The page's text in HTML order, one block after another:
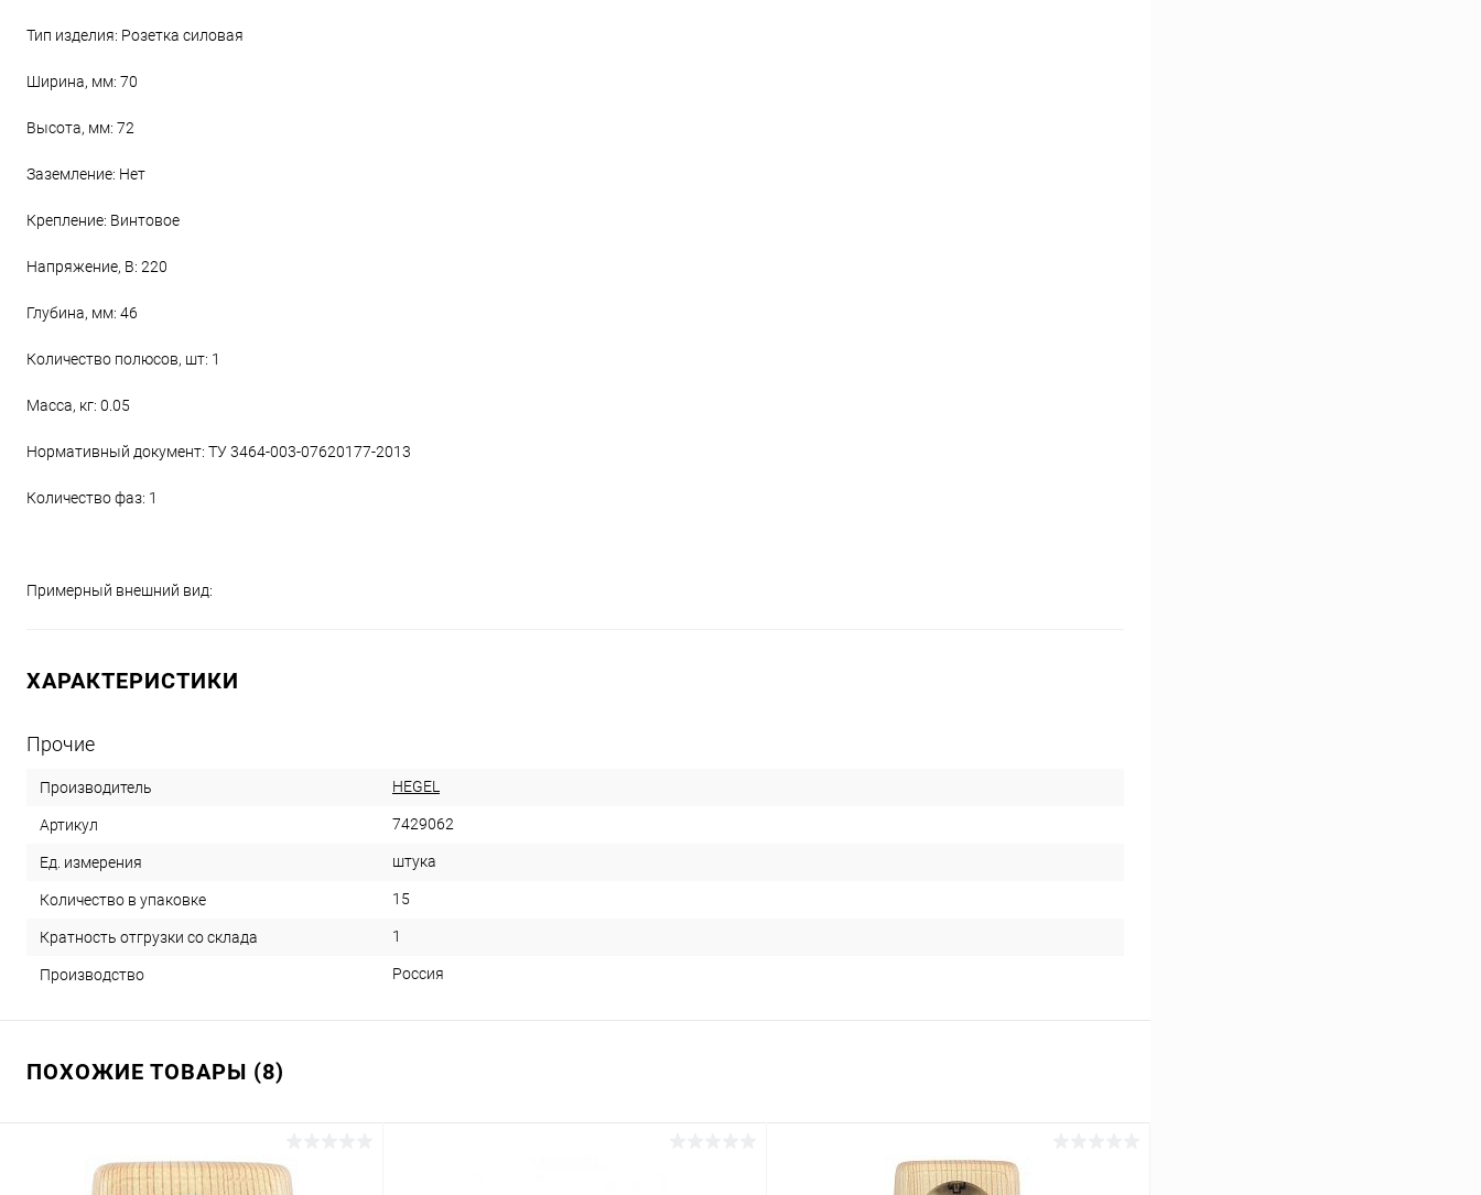
Тип изделия: Розетка силовая
Ширина, мм: 70
Высота, мм: 72
Заземление: Нет
Крепление: Винтовое
Напряжение, В: 220
Глубина, мм: 46
Количество полюсов, шт: 1
Масса, кг: 0.05
Нормативный документ: ТУ 3464-003-07620177-2013
Количество фаз: 1
Примерный внешний вид:
ХАРАКТЕРИСТИКИ
Прочие
Производитель HEGEL
Артикул 7429062
Ед. измерения штука
Количество в упаковке 15
Кратность отгрузки со склада 1
Производство Россия
ПОХОЖИЕ ТОВАРЫ (8)